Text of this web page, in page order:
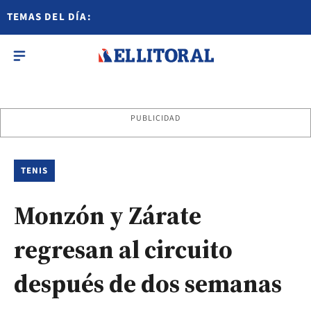
TEMAS DEL DÍA:
PUBLICIDAD
TENIS
Monzón y Zárate
regresan al circuito
después de dos semanas